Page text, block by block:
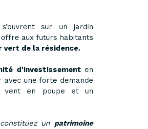
sur un jardin
aux futurs habitants
vert de la résidence.
d'investissement en
une forte demande
vent en poupe et un
un patrimoine